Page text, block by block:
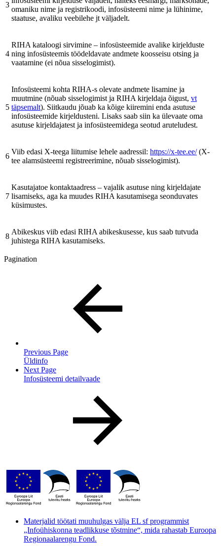
3
omaniku nime ja registrikoodi, infosüsteemi nime ja lühinime,
staatuse, avaliku veebilehe jt väljadelt.
4
RIHA kataloogi sirvimine – infosüsteemide avalike kirjelduste
ning infosüsteemis töödeldavate andmete koosseisu otsing ja
vaatamine (ei nõua sisselogimist).
5
Infosüsteemi kohta RIHA-s olevate andmete lisamine ja
muutmine (nõuab sisselogimist ja RIHA kirjeldaja õigust, vt
täpsemalt). Siitkaudu jõuab ka kõige kiiremini enda asutuse
infosüsteemide kirjeldusteni. Lisaks saab siin ka ülevaate oma
asutuse kirjeldajatest ja infosüsteemidega seotud aruteludest.
6
Viib edasi X-teega liitumise lehele aadressil: https://x-tee.ee/ (X-
tee alamsüsteemi registreerimine, nõuab sisselogimist).
7
Kasutajatoe kontaktaadress – vajalik asutuse ning kirjeldajate
lisamiseks, aga ka muudes RIHA kasutamisega seonduvates
küsimustes.
8
Abikeskus viib edasi RIHA abikeskusesse, kus saab tutvuda
juhistega RIHA kasutamiseks.
Pagination
Previous Page
Üldinfo
Next Page
Infosüsteemi detailvaade
Materjalid töötati muuhulgas välja EL sf programmist
„Infoühiskonna teadlikkuse tõstmine“, mida rahastab Euroopa
Regionaalarengu Fond.